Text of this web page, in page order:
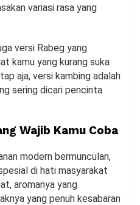
variasi rasa yang
versi Rabeg yang
kamu yang kurang suka
aja, versi kambing adalah
sering dicari pencinta
Wajib Kamu Coba
modern bermunculan,
di hati masyarakat
aromanya yang
yang penuh kesabaran